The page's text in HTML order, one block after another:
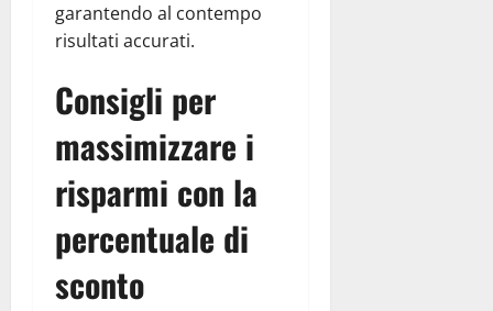
garantendo al contempo
risultati accurati.
Consigli per
massimizzare i
risparmi con la
percentuale di
sconto